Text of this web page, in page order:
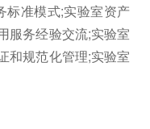
准模式;实验室资产
服务经验交流;实验室
和规范化管理;实验室